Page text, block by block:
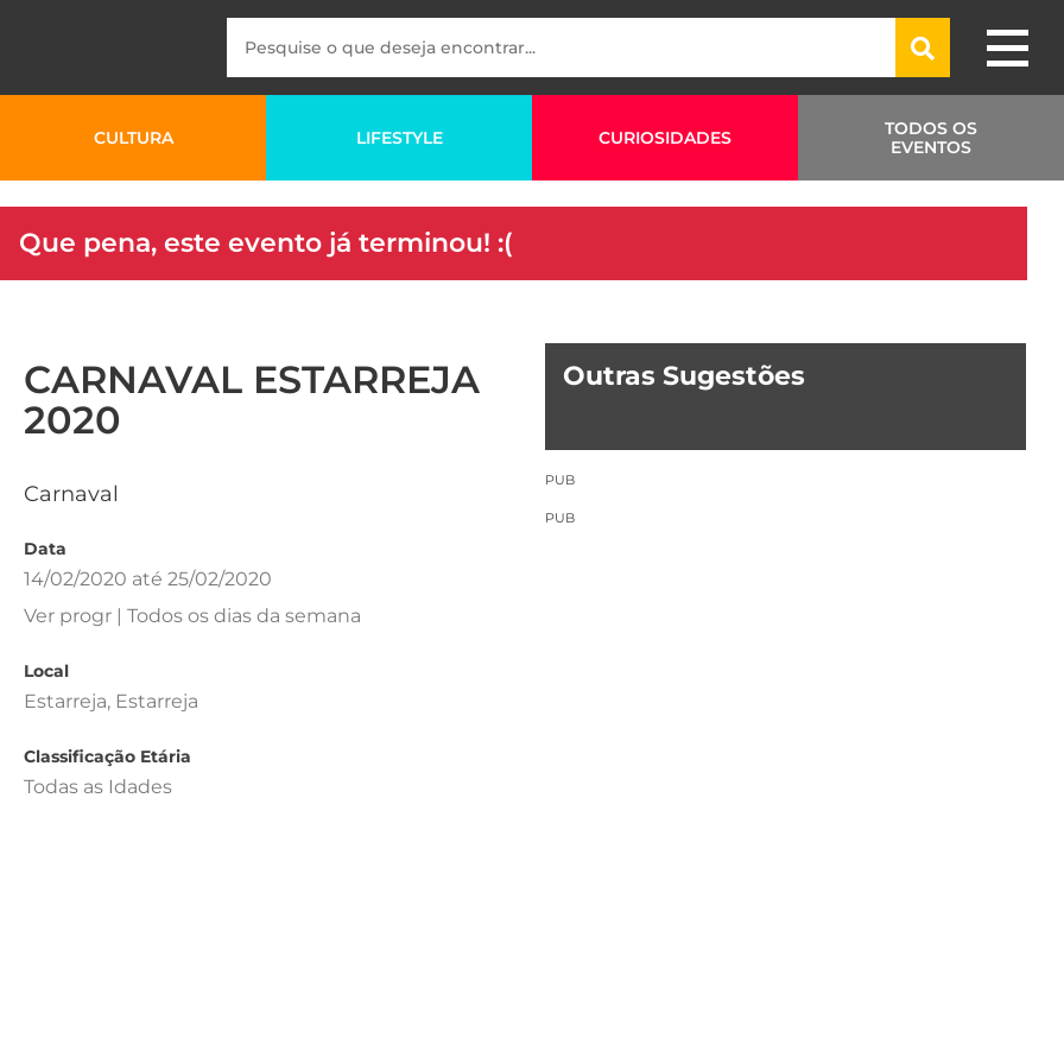
CULTURA LIFESTYLE CURIOSIDADES
TODOS OS
EVENTOS
Que pena, este evento já terminou! :(
CARNAVAL ESTARREJA
2020
Carnaval
Data
14/02/2020 até 25/02/2020
Ver progr | Todos os dias da semana
Local
Estarreja, Estarreja
Classificação Etária
Todas as Idades
Outras Sugestões
PUB
PUB